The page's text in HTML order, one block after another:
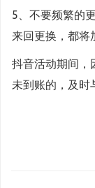
5、不要频繁的
来回更换，都将
抖音活动期间，
未到账的，及时